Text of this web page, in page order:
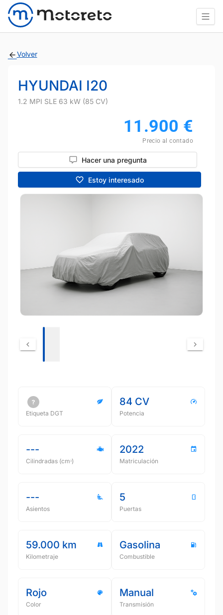
Volver
HYUNDAI I20
1.2 MPI SLE 63 kW (85 CV)
11.900 €
Precio al contado
Hacer una pregunta
Estoy interesado
Etiqueta DGT
84 CV
Potencia
---
Cilindradas (cmᵌ)
2022
Matriculación
---
Asientos
5
Puertas
59.000 km
Kilometraje
Gasolina
Combustible
Rojo
Color
Manual
Transmisión